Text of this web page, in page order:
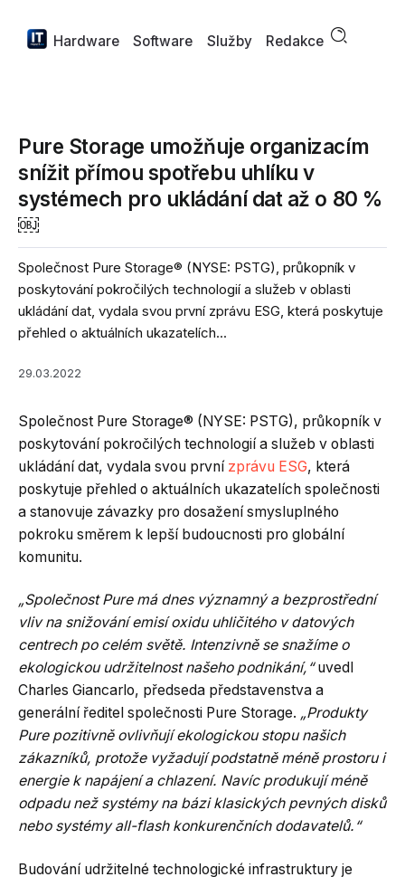
Hardware Software Služby Redakce
Pure Storage umožňuje organizacím
snížit přímou spotřebu uhlíku v
systémech pro ukládání dat až o 80 %
￼
Společnost Pure Storage® (NYSE: PSTG), průkopník v
poskytování pokročilých technologií a služeb v oblasti
ukládání dat, vydala svou první zprávu ESG, která poskytuje
přehled o aktuálních ukazatelích...
29.03.2022
Společnost Pure Storage® (NYSE: PSTG), průkopník v
poskytování pokročilých technologií a služeb v oblasti
ukládání dat, vydala svou první zprávu ESG, která
poskytuje přehled o aktuálních ukazatelích společnosti
a stanovuje závazky pro dosažení smysluplného
pokroku směrem k lepší budoucnosti pro globální
komunitu.
„Společnost Pure má dnes významný a bezprostřední
vliv na snižování emisí oxidu uhličitého v datových
centrech po celém světě. Intenzivně se snažíme o
ekologickou udržitelnost našeho podnikání,“uvedl
Charles Giancarlo, předseda představenstva a
generální ředitel společnosti Pure Storage. „Produkty
Pure pozitivně ovlivňují ekologickou stopu našich
zákazníků, protože vyžadují podstatně méně prostoru i
energie k napájení a chlazení. Navíc produkují méně
odpadu než systémy na bázi klasických pevných disků
nebo systémy all-flash konkurenčních dodavatelů.“
Budování udržitelné technologické infrastruktury je